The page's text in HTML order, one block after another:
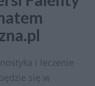
i leczenie
się w